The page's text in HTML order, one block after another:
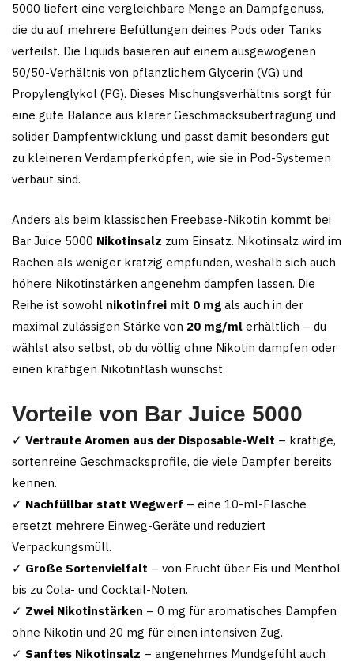
5000 liefert eine vergleichbare Menge an Dampfgenuss,
die du auf mehrere Befüllungen deines Pods oder Tanks
verteilst. Die Liquids basieren auf einem ausgewogenen
50/50-Verhältnis von pflanzlichem Glycerin (VG) und
Propylenglykol (PG). Dieses Mischungsverhältnis sorgt für
eine gute Balance aus klarer Geschmacksübertragung und
solider Dampfentwicklung und passt damit besonders gut
zu kleineren Verdampferköpfen, wie sie in Pod-Systemen
verbaut sind.
Anders als beim klassischen Freebase-Nikotin kommt bei
Bar Juice 5000 Nikotinsalz zum Einsatz. Nikotinsalz wird im
Rachen als weniger kratzig empfunden, weshalb sich auch
höhere Nikotinstärken angenehm dampfen lassen. Die
Reihe ist sowohl nikotinfrei mit 0 mg als auch in der
maximal zulässigen Stärke von 20 mg/ml erhältlich – du
wählst also selbst, ob du völlig ohne Nikotin dampfen oder
einen kräftigen Nikotinflash wünschst.
Vorteile von Bar Juice 5000
✓ Vertraute Aromen aus der Disposable-Welt – kräftige,
sortenreine Geschmacksprofile, die viele Dampfer bereits
kennen.
✓ Nachfüllbar statt Wegwerf – eine 10-ml-Flasche
ersetzt mehrere Einweg-Geräte und reduziert
Verpackungsmüll.
✓ Große Sortenvielfalt – von Frucht über Eis und Menthol
bis zu Cola- und Cocktail-Noten.
✓ Zwei Nikotinstärken – 0 mg für aromatisches Dampfen
ohne Nikotin und 20 mg für einen intensiven Zug.
✓ Sanftes Nikotinsalz – angenehmes Mundgefühl auch